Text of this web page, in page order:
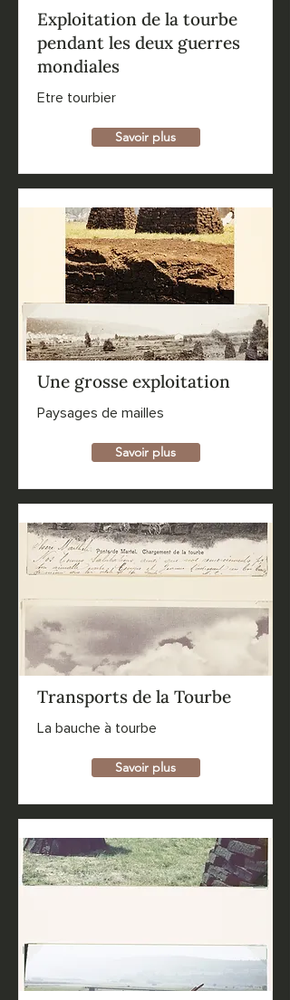
Exploitation de la tourbe
pendant les deux guerres
mondiales
Etre tourbier
Savoir plus
Une grosse exploitation
Paysages de mailles
Savoir plus
Transports de la Tourbe
La bauche à tourbe
Savoir plus